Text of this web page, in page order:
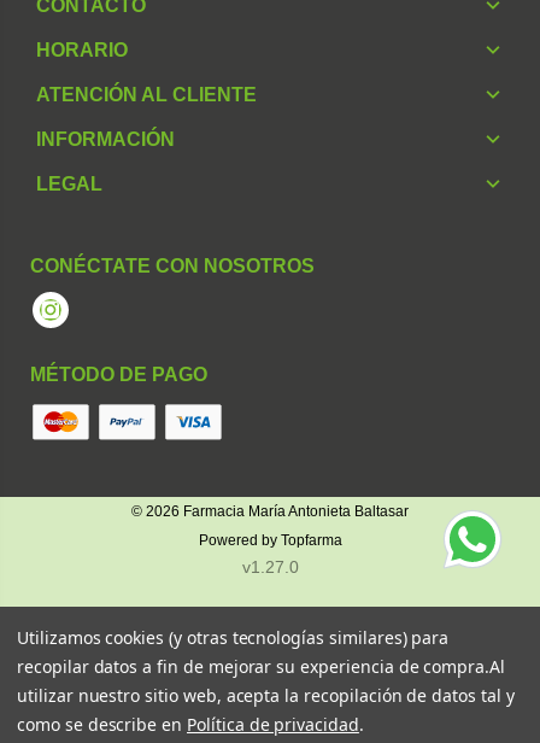
CONTACTO
HORARIO
ATENCIÓN AL CLIENTE
INFORMACIÓN
LEGAL
CONÉCTATE CON NOSOTROS
Instagram
MÉTODO DE PAGO
© 2026 Farmacia María Antonieta Baltasar
Powered by Topfarma
v1.27.0
Utilizamos cookies (y otras tecnologías similares) para
recopilar datos a fin de mejorar su experiencia de compra.Al
utilizar nuestro sitio web, acepta la recopilación de datos tal y
como se describe en Política de privacidad.